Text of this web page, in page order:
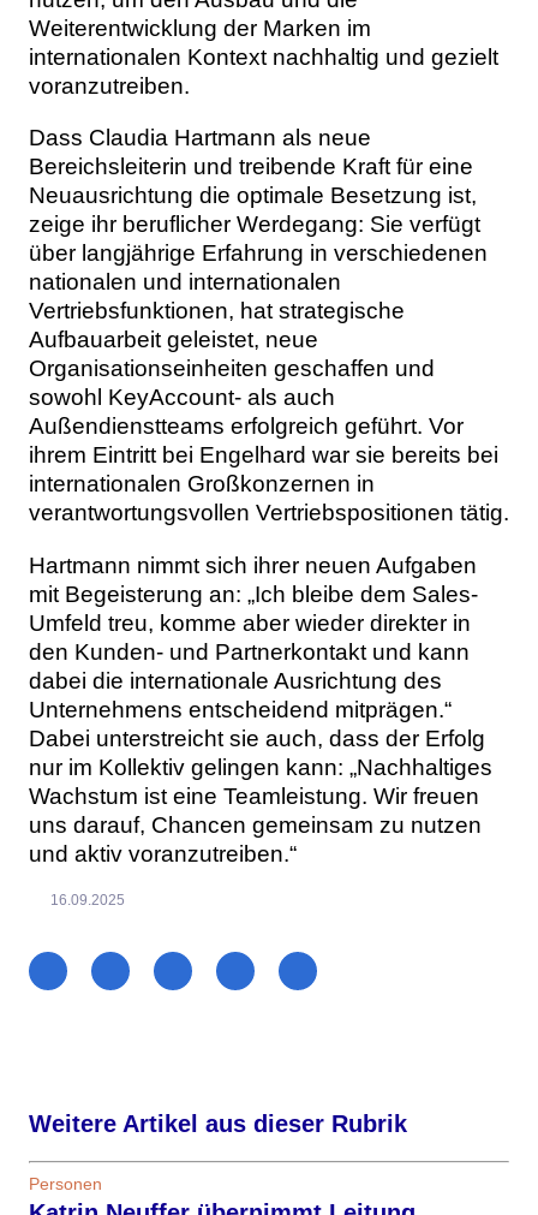
Weiterentwicklung der Marken im
internationalen Kontext nachhaltig und gezielt
voranzutreiben.
Dass Claudia Hartmann als neue
Bereichsleiterin und treibende Kraft für eine
Neuausrichtung die optimale Besetzung ist,
zeige ihr beruflicher Werdegang: Sie verfügt
über langjährige Erfahrung in verschiedenen
nationalen und internationalen
Vertriebsfunktionen, hat strategische
Aufbauarbeit geleistet, neue
Organisationseinheiten geschaffen und
sowohl KeyAccount- als auch
Außendienstteams erfolgreich geführt. Vor
ihrem Eintritt bei Engelhard war sie bereits bei
internationalen Großkonzernen in
verantwortungsvollen Vertriebspositionen tätig.
Hartmann nimmt sich ihrer neuen Aufgaben
mit Begeisterung an: „Ich bleibe dem Sales-
Umfeld treu, komme aber wieder direkter in
den Kunden- und Partnerkontakt und kann
dabei die internationale Ausrichtung des
Unternehmens entscheidend mitprägen.“
Dabei unterstreicht sie auch, dass der Erfolg
nur im Kollektiv gelingen kann: „Nachhaltiges
Wachstum ist eine Teamleistung. Wir freuen
uns darauf, Chancen gemeinsam zu nutzen
und aktiv voranzutreiben.“
16.09.2025
Weitere Artikel aus dieser Rubrik
Personen